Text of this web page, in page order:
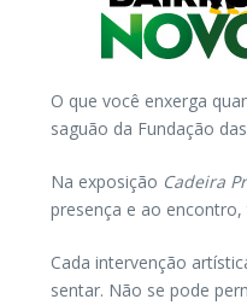
O que você enxerga
saguão da Fundação
Na exposição Cadeira
presença e ao
Cada intervenção
sentar. Não se pode